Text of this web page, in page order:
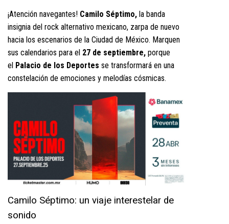
¡Atención navegantes! Camilo Séptimo, la banda
insignia del rock alternativo mexicano, zarpa de nuevo
hacia los escenarios de la Ciudad de México. Marquen
sus calendarios para el 27 de septiembre, porque
el Palacio de los Deportes se transformará en una
constelación de emociones y melodías cósmicas.
Camilo Séptimo: un viaje interestelar de
sonido